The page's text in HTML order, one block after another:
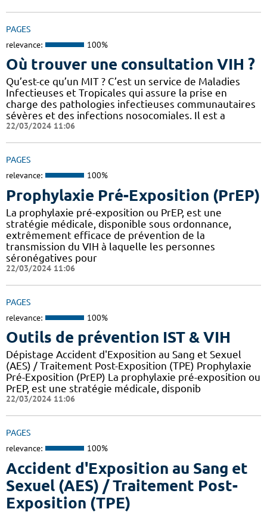
PAGES
relevance: 100%
Où trouver une consultation VIH ?
Qu’est-ce qu’un MIT ? C’est un service de Maladies
Infectieuses et Tropicales qui assure la prise en
charge des pathologies infectieuses communautaires
sévères et des infections nosocomiales. Il est a
22/03/2024 11:06
PAGES
relevance: 100%
Prophylaxie Pré-Exposition (PrEP)
La prophylaxie pré-exposition ou PrEP, est une
stratégie médicale, disponible sous ordonnance,
extrêmement efficace de prévention de la
transmission du VIH à laquelle les personnes
séronégatives pour
22/03/2024 11:06
PAGES
relevance: 100%
Outils de prévention IST & VIH
Dépistage Accident d'Exposition au Sang et Sexuel
(AES) / Traitement Post-Exposition (TPE) Prophylaxie
Pré-Exposition (PrEP) La prophylaxie pré-exposition ou
PrEP, est une stratégie médicale, disponib
22/03/2024 11:06
PAGES
relevance: 100%
Accident d'Exposition au Sang et
Sexuel (AES) / Traitement Post-
Exposition (TPE)